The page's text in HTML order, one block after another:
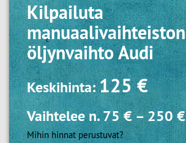
Kilpailuta
manuaalivaihteiston
öljynvaihto Audi
Keskihinta:125 €
Vaihtelee n.75 €– 250 €
Mihin hinnat perustuvat?